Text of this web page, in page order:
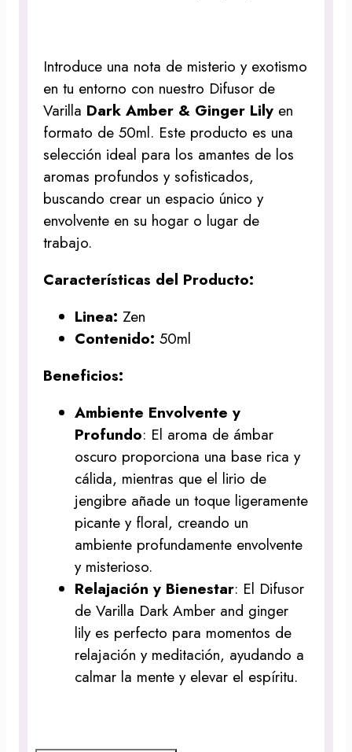
Introduce una nota de misterio y exotismo
en tu entorno con nuestro Difusor de
Varilla Dark Amber & Ginger Lily en
formato de 50ml. Este producto es una
selección ideal para los amantes de los
aromas profundos y sofisticados,
buscando crear un espacio único y
envolvente en su hogar o lugar de
trabajo.
Características del Producto:
Linea: Zen
Contenido:50ml
Beneficios:
Ambiente Envolvente y
Profundo: El aroma de ámbar
oscuro proporciona una base rica y
cálida, mientras que el lirio de
jengibre añade un toque ligeramente
picante y floral, creando un
ambiente profundamente envolvente
y misterioso.
Relajación y Bienestar: El Difusor
de Varilla Dark Amber and ginger
lily es perfecto para momentos de
relajación y meditación, ayudando a
calmar la mente y elevar el espíritu.